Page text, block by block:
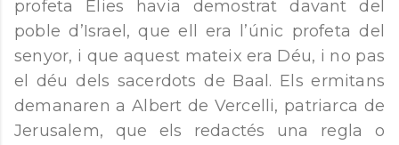
profeta Elies havia demostrat davant del
poble d’Israel, que ell era l’únic profeta del
senyor, i que aquest mateix era Déu, i no pas
el déu dels sacerdots de Baal. Els ermitans
demanaren a Albert de Vercelli, patriarca de
Jerusalem, que els redactés una regla o